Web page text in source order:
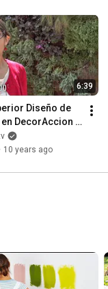
6:39
Diseño de
DecorAccion -
| DecoraciónTV
10 years ago